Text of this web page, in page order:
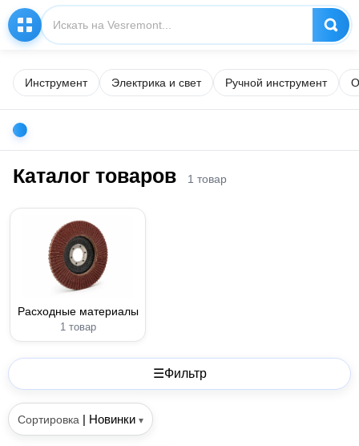
Инструмент Электрика и свет Ручной инструмент
Каталог товаров 1 товар
Расходные материалы
1 товар
☰Фильтр
Сортировка | Новинки ▾